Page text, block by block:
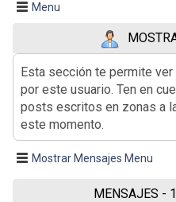
Menu
Esta sección te permite
por este usuario. Ten en
posts escritos en zonas a
este momento.
Mostrar Mensajes Menu
MENSAJES -